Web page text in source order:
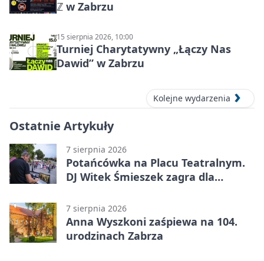
ℤ w Zabrzu
15 sierpnia 2026, 10:00
Turniej Charytatywny „Łączy Nas
Dawid” w Zabrzu
Kolejne wydarzenia
Ostatnie Artykuły
7 sierpnia 2026
Potańcówka na Placu Teatralnym.
DJ Witek Śmieszek zagra dla
7 sierpnia 2026
Anna Wyszkoni zaśpiewa na 104.
urodzinach Zabrza